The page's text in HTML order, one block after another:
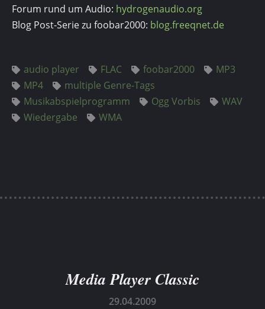
Forum rund um Audio: hydrogenaudio.org
Blog Post-Serie zu foobar2000: blog.freeqnet.de
audio player FLAC foobar2000
MP3
MP4
multiple Genre-Tags
Musikabspielprogramm
Ogg Vorbis
WAV
Wiedergabe
WMA
Media Player Classic
29.04.2009